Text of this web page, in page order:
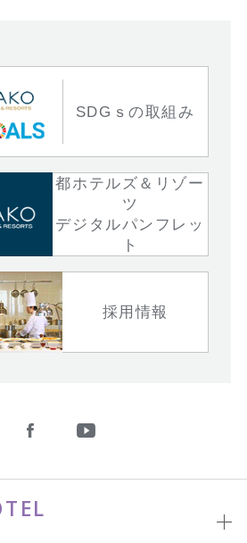
SDGｓの取組み
都ホテルズ＆リゾー
ツ
デジタルパンフレッ
ト
採用情報